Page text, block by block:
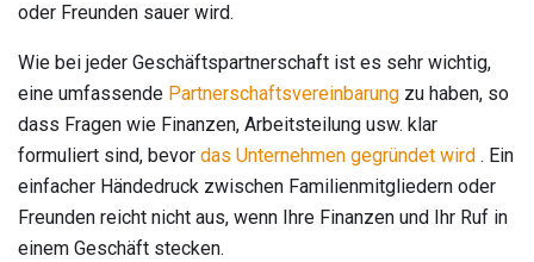
oder Freunden sauer wird.
Wie bei jeder Geschäftspartnerschaft ist es sehr wichtig,
eine umfassende Partnerschaftsvereinbarung zu haben, so
dass Fragen wie Finanzen, Arbeitsteilung usw. klar
formuliert sind, bevor das Unternehmen gegründet wird . Ein
einfacher Händedruck zwischen Familienmitgliedern oder
Freunden reicht nicht aus, wenn Ihre Finanzen und Ihr Ruf in
einem Geschäft stecken.